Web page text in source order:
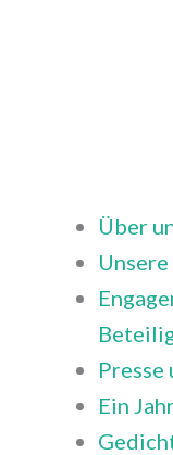
Über
Ein